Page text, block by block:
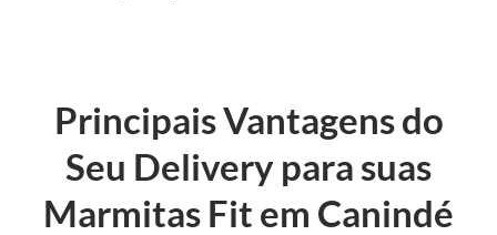
Principais Vantagens do
Seu Delivery para suas
Marmitas Fit em Canindé